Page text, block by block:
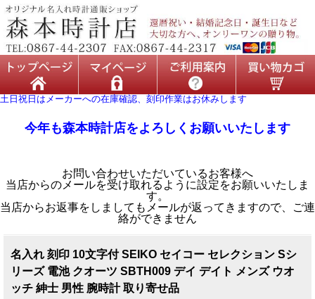
土日祝日はメーカーへの在庫確認、刻印作業はお休みします
今年も森本時計店をよろしくお願いいたします
お問い合わせいただいているお客様へ
当店からのメールを受け取れるように設定をお願いいたしま
す。
当店からお返事をしましてもメールが返ってきますので、ご連
絡ができません
名入れ 刻印 10文字付 SEIKO セイコー セレクション Sシ
リーズ 電池 クオーツ SBTH009 デイ デイト メンズ ウオ
ッチ 紳士 男性 腕時計 取り寄せ品